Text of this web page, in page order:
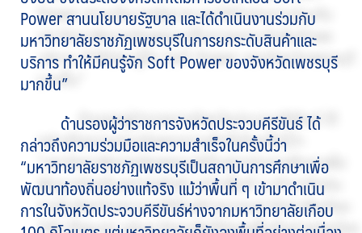
Power สานนโยบายรัฐบาล และได้ดำเนินงานร่วมกับ
มหาวิทยาลัยราชภัฏเพชรบุรีในการยกระดับสินค้าและ
บริการ ทำให้มีคนรู้จัก Soft Power ของจังหวัดเพชรบุรี
มากขึ้น”
ด้านรองผู้ว่าราชการจังหวัดประจวบคีรีขันธ์ ได้
กล่าวถึงความร่วมมือและความสำเร็จในครั้งนี้ว่า
“มหาวิทยาลัยราชภัฏเพชรบุรีเป็นสถาบันการศึกษาเพื่อ
พัฒนาท้องถิ่นอย่างแท้จริง แม้ว่าพื้นที่ ๆ เข้ามาดำเนิน
การในจังหวัดประจวบคีรีขันธ์ห่างจากมหาวิทยาลัยเกือบ